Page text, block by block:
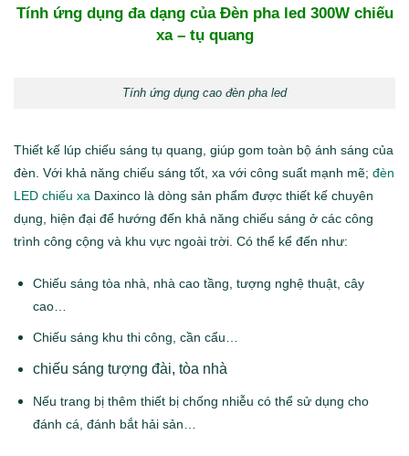
Tính ứng dụng đa dạng của Đèn pha led 300W chiếu
xa – tụ quang
Tính ứng dụng cao đèn pha led
Thiết kế lúp chiếu sáng tụ quang, giúp gom toàn bộ ánh sáng của
đèn. Với khả năng chiếu sáng tốt, xa với công suất mạnh mẽ; đèn
LED chiếu xa Daxinco là dòng sản phẩm được thiết kế chuyên
dụng, hiện đại để hướng đến khả năng chiếu sáng ở các công
trình công cộng và khu vực ngoài trời. Có thể kể đến như:
Chiếu sáng tòa nhà, nhà cao tầng, tượng nghệ thuật, cây
cao…
Chiếu sáng khu thi công, cần cẩu…
chiếu sáng tượng đài, tòa nhà
Nếu trang bị thêm thiết bị chống nhiễu có thể sử dụng cho
đánh cá, đánh bắt hải sản…